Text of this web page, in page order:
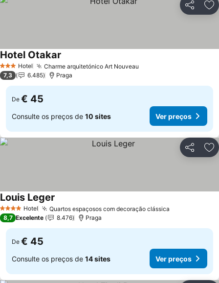
Partilhar
3 EstrelasHotel Charme arquitetónico Art Nouveau
Hotel Otakar
7,3 6.485 Praga
De € 45
Consulte os preços de 10 sites Ver preços
Partilhar
4 EstrelasHotel Quartos espaçosos com decoração clássica
Louis Leger
8,7 Excelente 8.476 Praga
De € 45
Consulte os preços de 14 sites Ver preços